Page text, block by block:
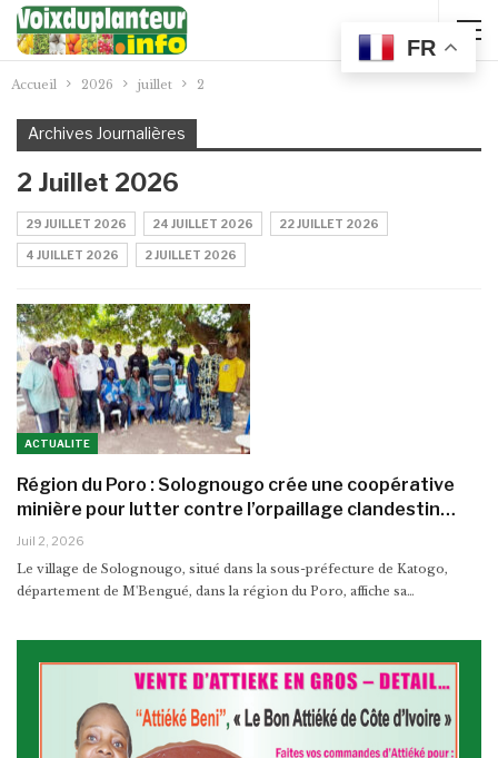
Accueil 2026 juillet 2
Archives Journalières
2 Juillet 2026
29 JUILLET 2026 24 JUILLET 2026 22 JUILLET 2026
4 JUILLET 2026 2 JUILLET 2026
ACTUALITE
Région du Poro : Solognougo crée une coopérative
minière pour lutter contre l’orpaillage clandestin…
Juil 2, 2026
Le village de Solognougo, situé dans la sous-préfecture de Katogo,
département de M'Bengué, dans la région du Poro, affiche sa…
FR